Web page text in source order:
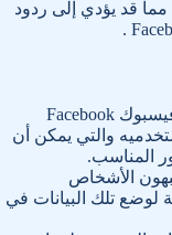
قد يؤدي إلى ردود
والتي يمكن أن
المناسب.
الأشخاص
لوضع تلك البيانات في